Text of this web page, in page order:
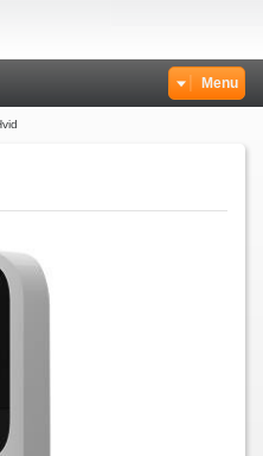
Menu